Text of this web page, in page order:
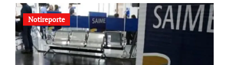
Notireporte